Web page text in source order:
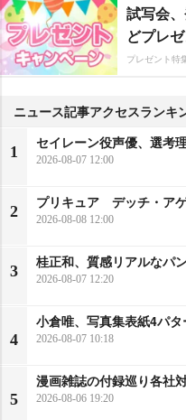
試写会
どプレ
プレゼント特
ニュース記事アクセスランキ
1
セイレーン役声優、選考
2026-08-07 12:00
2
プリキュア デッチ・ア
2026-08-08 12:00
3
桂正和、質感リアルなパ
2026-08-07 12:20
4
小倉唯、写真集表紙4パ
2026-08-07 10:18
5
漫画雑誌の付録巡り各社
2026-08-06 19:20